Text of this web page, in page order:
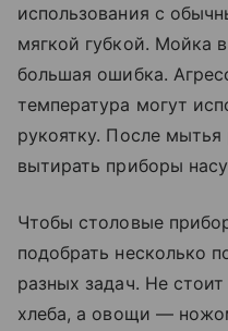
использования с
мягкой губкой. Мойка в
большая ошибка.
температура могут
рукоятку. После
вытирать приборы
Чтобы столовые
подобрать несколько
разных задач. Не
хлеба, а овощи —